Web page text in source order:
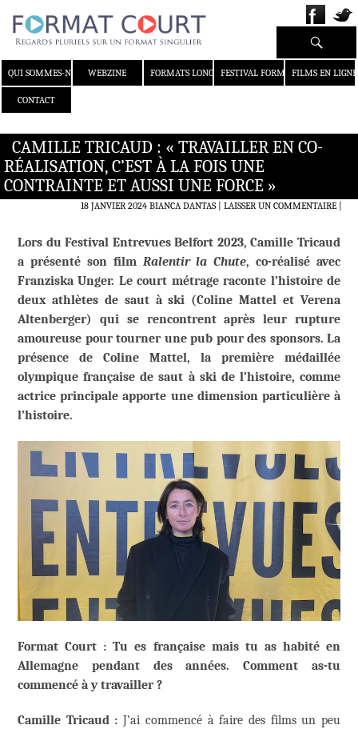
QUI SOMMES-NOUS ?WEBZINE FORMATS LONGS FESTIVAL FORMAT COURT
FILMS EN LIGNE
CONTACT
Recherche
CAMILLE TRICAUD : « TRAVAILLER EN CO-
RÉALISATION, C’EST À LA FOIS UNE
CONTRAINTE ET AUSSI UNE FORCE »
18 JANVIER 2024 BIANCA DANTAS LAISSER UN COMMENTAIRE|
Lors du Festival Entrevues Belfort 2023, Camille Tricaud
a présenté son film Ralentir la Chute, co-réalisé avec
Franziska Unger. Le court métrage raconte l’histoire de
deux athlètes de saut à ski (Coline Mattel et Verena
Altenberger) qui se rencontrent après leur rupture
amoureuse pour tourner une pub pour des sponsors. La
présence de Coline Mattel, la première médaillée
olympique française de saut à ski de l’histoire, comme
actrice principale apporte une dimension particulière à
l’histoire.
Format Court : Tu es française mais tu as habité en
Allemagne pendant des années. Comment as-tu
commencé à y travailler ?
Camille Tricaud : J’ai commencé à faire des films un peu